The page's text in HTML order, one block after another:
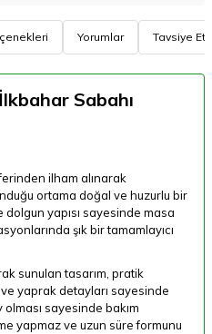
Yorumlar Tavsiye Et
Sabahı
ilham alınarak
ortama doğal ve huzurlu bir
dolgun yapısı sayesinde masa
şık bir tamamlayıcı
sunulan tasarım, pratik
yaprak detayları sayesinde
sayesinde bakım
yapmaz ve uzun süre formunu